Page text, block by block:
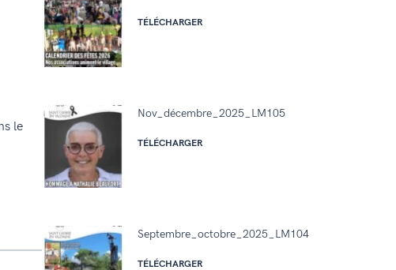
le
TÉLÉCHARGER
Nov_décembre_2025_LM105
TÉLÉCHARGER
Septembre_octobre_2025_LM104
TÉLÉCHARGER